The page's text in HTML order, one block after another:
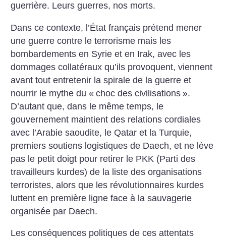
guerrière. Leurs guerres, nos morts.
Dans ce contexte, l’État français prétend mener
une guerre contre le terrorisme mais les
bombardements en Syrie et en Irak, avec les
dommages collatéraux qu’ils provoquent, viennent
avant tout entretenir la spirale de la guerre et
nourrir le mythe du « choc des civilisations ».
D’autant que, dans le même temps, le
gouvernement maintient des relations cordiales
avec l’Arabie saoudite, le Qatar et la Turquie,
premiers soutiens logistiques de Daech, et ne lève
pas le petit doigt pour retirer le PKK (Parti des
travailleurs kurdes) de la liste des organisations
terroristes, alors que les révolutionnaires kurdes
luttent en première ligne face à la sauvagerie
organisée par Daech.
Les conséquences politiques de ces attentats